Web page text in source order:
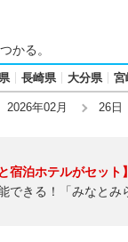
かる。
長崎県 大分県 宮
2026年02月 26日
宿泊ホテルがセット】
できる！「みなと